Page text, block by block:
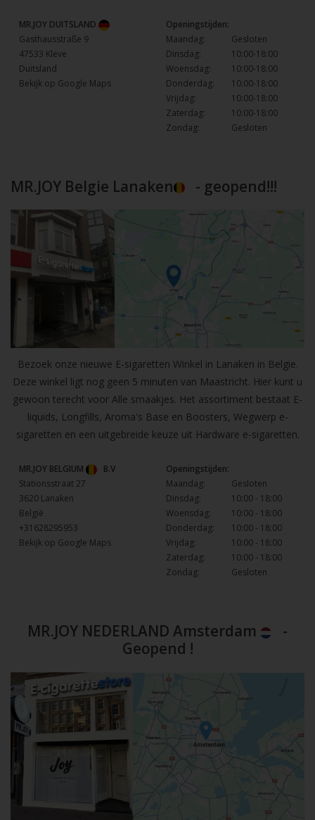
MR.JOY DUITSLAND
Gasthausstraße 9
47533 Kleve
Duitsland
Bekijk op Google Maps
Openingstijden:
Maandag:
Gesloten
Dinsdag:
10:00-18:00
Woensdag:
10:00-18:00
Donderdag:
10:00-18:00
Vrijdag:
10:00-18:00
Zaterdag:
10:00-18:00
Zondag:
Gesloten
MR.JOY Belgie Lanaken - geopend!!!
Bezoek onze nieuwe E-sigaretten Winkel in Lanaken in Belgie.
Deze winkel ligt nog geen 5 minuten van Maastricht. Hier kunt u
gewoon terecht voor Alle smaakjes. Het assortiment bestaat E-
liquids, Longfills, Aroma's Base en Boosters, Wegwerp e-
sigaretten en een uitgebreide keuze uit Hardware e-sigaretten.
MR.JOY BELGIUM
B.V
Stationsstraat 27
3620 Lanaken
België
+31628295953
Bekijk op Google Maps
Openingstijden:
Maandag:
Gesloten
Dinsdag:
10:00 - 18:00
Woensdag:
10:00 - 18:00
Donderdag:
10:00 - 18:00
Vrijdag:
10:00 - 18:00
Zaterdag:
10:00 - 18:00
Zondag:
Gesloten
MR.JOY NEDERLAND Amsterdam
-
Geopend !